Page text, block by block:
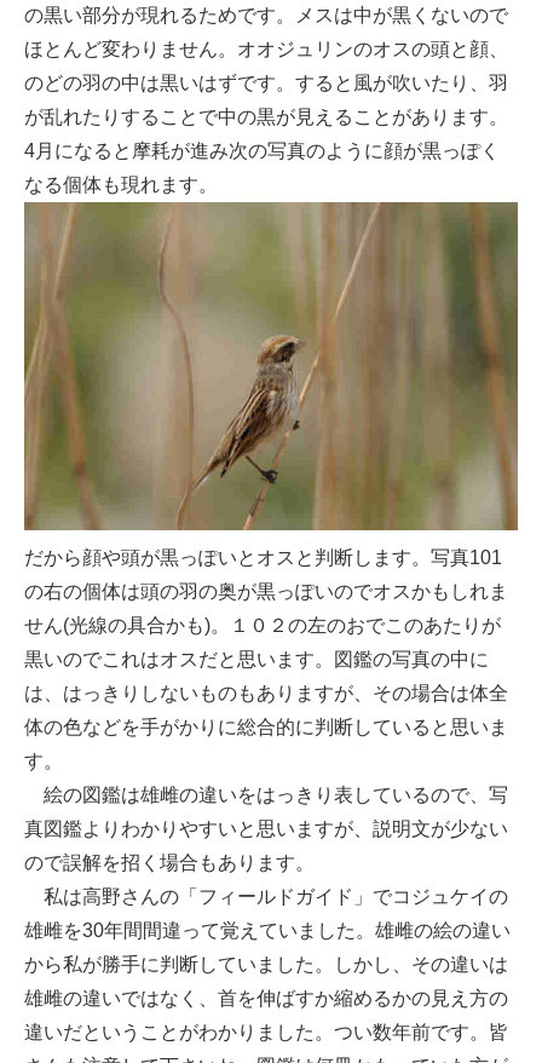
の黒い部分が現れるためです。メスは中が黒くないので
ほとんど変わりません。オオジュリンのオスの頭と顔、
のどの羽の中は黒いはずです。すると風が吹いたり、羽
が乱れたりすることで中の黒が見えることがあります。
4月になると摩耗が進み次の写真のように顔が黒っぽく
なる個体も現れます。
だから顔や頭が黒っぽいとオスと判断します。写真101
の右の個体は頭の羽の奥が黒っぽいのでオスかもしれま
せん(光線の具合かも)。１０２の左のおでこのあたりが
黒いのでこれはオスだと思います。図鑑の写真の中に
は、はっきりしないものもありますが、その場合は体全
体の色などを手がかりに総合的に判断していると思いま
す。
絵の図鑑は雄雌の違いをはっきり表しているので、写
真図鑑よりわかりやすいと思いますが、説明文が少ない
ので誤解を招く場合もあります。
私は高野さんの「フィールドガイド」でコジュケイの
雄雌を30年間間違って覚えていました。雄雌の絵の違い
から私が勝手に判断していました。しかし、その違いは
雄雌の違いではなく、首を伸ばすか縮めるかの見え方の
違いだということがわかりました。つい数年前です。皆